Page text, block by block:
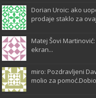
Dorian Uroic: ako
prodaje staklo za
Matej Šovi
ekran...
miro: Pozdravljeni
molio za